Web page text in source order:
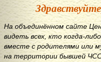
На объединённом сайте
видеть всех, кто когда-
вместе с родителями или
на территории бывшей